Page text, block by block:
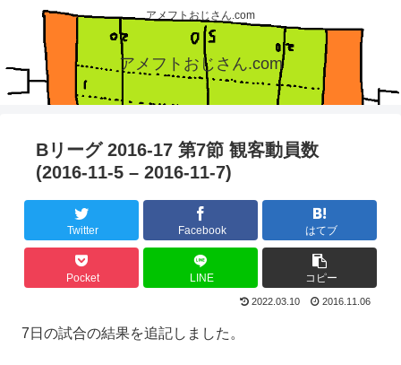
アメフトおじさん.com
アメフトおじさん.com
Bリーグ 2016-17 第7節 観客動員数
(2016-11-5 – 2016-11-7)
Twitter Facebook はてブ
Pocket LINE コピー
2022.03.10 2016.11.06
7日の試合の結果を追記しました。